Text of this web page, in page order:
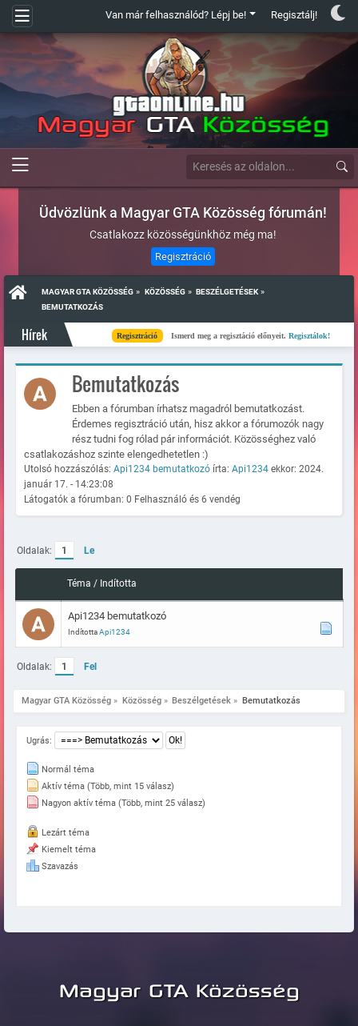
Van már felhasználód? Lépj be! Regisztálj!
Üdvözlünk a Magyar GTA Közösség fórumán!
Csatlakozz közösségünkhöz még ma!
Regisztráció
MAGYAR GTA KÖZÖSSÉG » KÖZÖSSÉG » BESZÉLGETÉSEK »
BEMUTATKOZÁS
Hírek Regisztráció Ismerd meg a regisztáció előnyeit.Regisztálok!
Bemutatkozás
Ebben a fórumban írhatsz magadról bemutatkozást.
Érdemes regisztráció után, hisz akkor a fórumozók nagy
rész tudni fog rólad pár információt. Közösséghez való
csatlakozáshoz szinte elengedhetetlen :)
Utolsó hozzászólás: Api1234 bemutatkozó írta: Api1234 ekkor: 2024.
január 17. - 14:23:08
Látogatók a fórumban: 0 Felhasználó és 6 vendég
Oldalak: 1 Le
Téma / Indította
Api1234 bemutatkozó
IndítottaApi1234
Oldalak: 1 Fel
Magyar GTA Közösség » Közösség » Beszélgetések » Bemutatkozás
Ugrás:
Normál téma
Aktív téma (Több, mint 15 válasz)
Nagyon aktív téma (Több, mint 25 válasz)
Lezárt téma
Kiemelt téma
Szavazás
Magyar GTA Közösség